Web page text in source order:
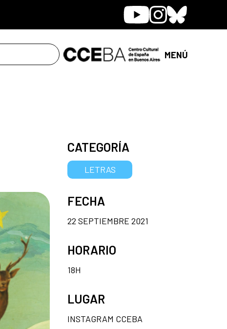
YoutubeInstagram
Bluesky
MENÚ
CATEGORÍA
LETRAS
FECHA
22 SEPTIEMBRE 2021
HORARIO
18H
LUGAR
INSTAGRAM CCEBA